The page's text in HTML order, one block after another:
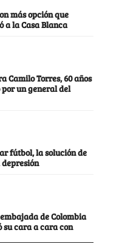
más opción que
la Casa Blanca
Camilo Torres, 60 años
por un general del
fútbol, la solución de
de Colombia
su cara a cara con